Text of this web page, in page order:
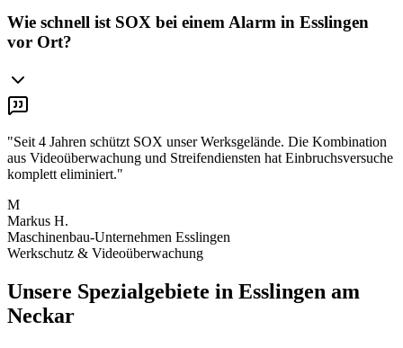
Wie schnell ist SOX bei einem Alarm in Esslingen
vor Ort?
"Seit 4 Jahren schützt SOX unser Werksgelände. Die Kombination
aus Videoüberwachung und Streifendiensten hat Einbruchsversuche
komplett eliminiert."
M
Markus H.
Maschinenbau-Unternehmen Esslingen
Werkschutz & Videoüberwachung
Unsere Spezialgebiete in Esslingen am
Neckar